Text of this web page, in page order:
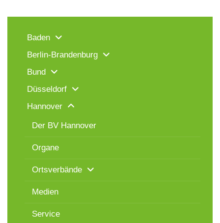
Baden
Berlin-Brandenburg
Bund
Düsseldorf
Hannover
Der BV Hannover
Organe
Ortsverbände
Medien
Service